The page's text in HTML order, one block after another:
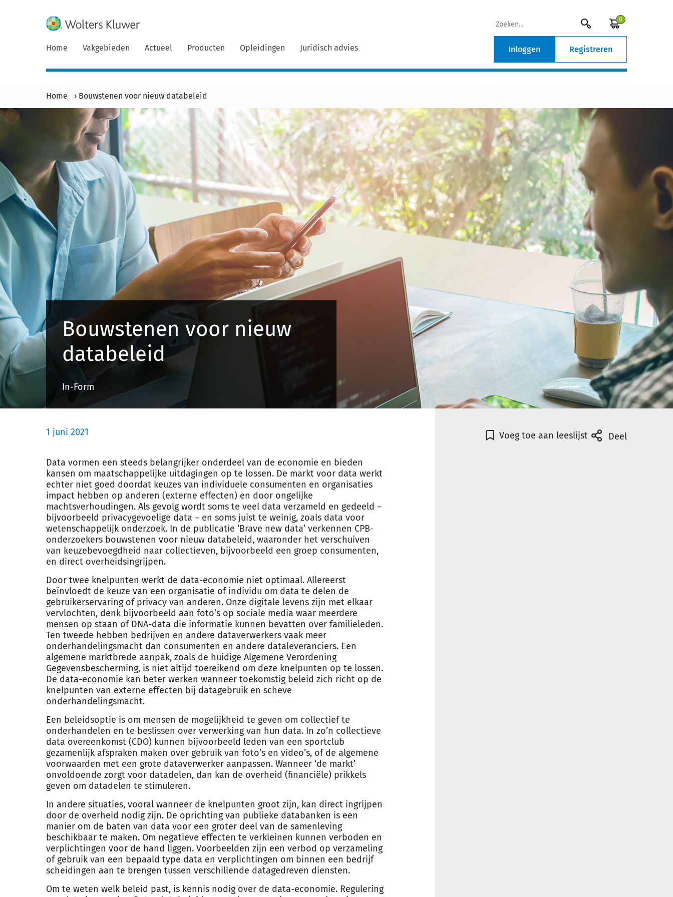
0
Home Vakgebieden Actueel Producten Opleidingen Juridisch advies Inloggen Registreren
Home › Bouwstenen voor nieuw databeleid
Bouwstenen voor nieuw
databeleid
In-Form
1 juni 2021
Data vormen een steeds belangrijker onderdeel van de economie en bieden
kansen om maatschappelijke uitdagingen op te lossen. De markt voor data werkt
echter niet goed doordat keuzes van individuele consumenten en organisaties
impact hebben op anderen (externe effecten) en door ongelijke
machtsverhoudingen. Als gevolg wordt soms te veel data verzameld en gedeeld –
bijvoorbeeld privacygevoelige data – en soms juist te weinig, zoals data voor
wetenschappelijk onderzoek. In de publicatie ‘Brave new data’ verkennen CPB-
onderzoekers bouwstenen voor nieuw databeleid, waaronder het verschuiven
van keuzebevoegdheid naar collectieven, bijvoorbeeld een groep consumenten,
en direct overheidsingrijpen.
Door twee knelpunten werkt de data-economie niet optimaal. Allereerst
beïnvloedt de keuze van een organisatie of individu om data te delen de
gebruikerservaring of privacy van anderen. Onze digitale levens zijn met elkaar
vervlochten, denk bijvoorbeeld aan foto’s op sociale media waar meerdere
mensen op staan of DNA-data die informatie kunnen bevatten over familieleden.
Ten tweede hebben bedrijven en andere dataverwerkers vaak meer
onderhandelingsmacht dan consumenten en andere dataleveranciers. Een
algemene marktbrede aanpak, zoals de huidige Algemene Verordening
Gegevensbescherming, is niet altijd toereikend om deze knelpunten op te lossen.
De data-economie kan beter werken wanneer toekomstig beleid zich richt op de
knelpunten van externe effecten bij datagebruik en scheve
onderhandelingsmacht.
Een beleidsoptie is om mensen de mogelijkheid te geven om collectief te
onderhandelen en te beslissen over verwerking van hun data. In zo’n collectieve
data overeenkomst (CDO) kunnen bijvoorbeeld leden van een sportclub
gezamenlijk afspraken maken over gebruik van foto’s en video’s, of de algemene
voorwaarden met een grote dataverwerker aanpassen. Wanneer ‘de markt’
onvoldoende zorgt voor datadelen, dan kan de overheid (financiële) prikkels
geven om datadelen te stimuleren.
In andere situaties, vooral wanneer de knelpunten groot zijn, kan direct ingrijpen
door de overheid nodig zijn. De oprichting van publieke databanken is een
manier om de baten van data voor een groter deel van de samenleving
beschikbaar te maken. Om negatieve effecten te verkleinen kunnen verboden en
verplichtingen voor de hand liggen. Voorbeelden zijn een verbod op verzameling
of gebruik van een bepaald type data en verplichtingen om binnen een bedrijf
scheidingen aan te brengen tussen verschillende datagedreven diensten.
Om te weten welk beleid past, is kennis nodig over de data-economie. Regulering
Voeg toe aan leeslijst Deel